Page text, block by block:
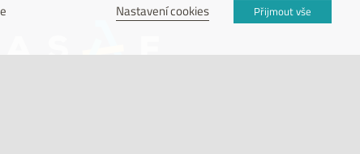
Nastavení cookies Přijmout vše